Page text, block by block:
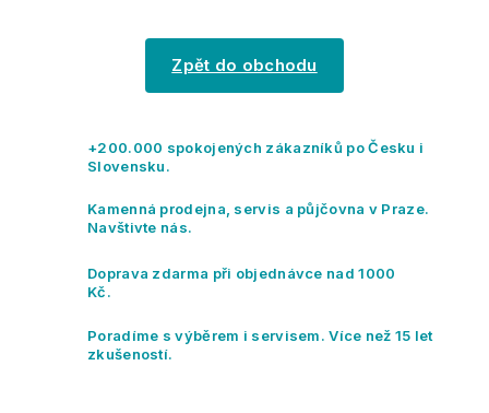
Zpět do obchodu
+200.000 spokojených zákazníků po Česku i
Slovensku.
Kamenná prodejna, servis a půjčovna v Praze.
Navštivte nás.
Doprava zdarma při objednávce nad 1000
Kč.
Poradíme s výběrem i servisem. Více než 15 let
zkušeností.